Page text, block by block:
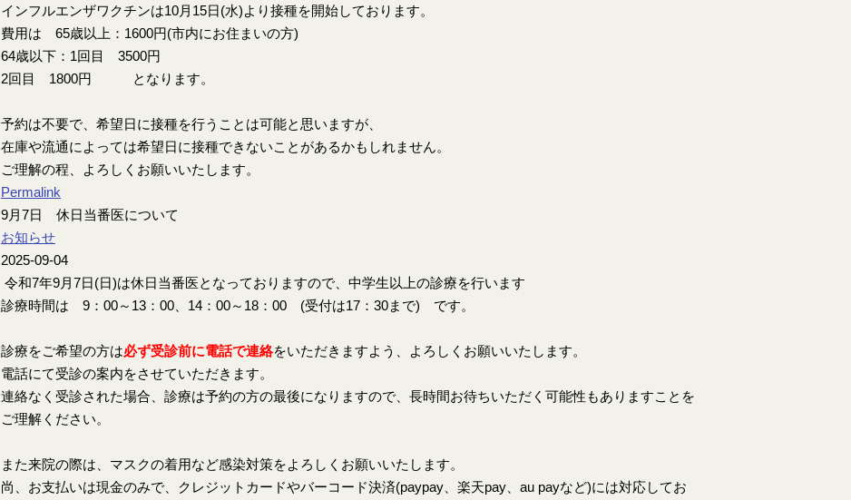
インフルエンザワクチンは10月15日(水)より接種を開始しております。
費用は 65歳以上：1600円(市内にお住まいの方)
64歳以下：1回目 3500円
2回目 1800円 となります。
予約は不要で、希望日に接種を行うことは可能と思いますが、
在庫や流通によっては希望日に接種できないことがあるかもしれません。
ご理解の程、よろしくお願いいたします。
Permalink
9月7日 休日当番医について
お知らせ
2025-09-04
令和7年9月7日(日)は休日当番医となっておりますので、中学生以上の診療を行います
診療時間は 9：00～13：00、14：00～18：00 (受付は17：30まで) です。
診療をご希望の方は必ず受診前に電話で連絡をいただきますよう、よろしくお願いいたします。
電話にて受診の案内をさせていただきます。
連絡なく受診された場合、診療は予約の方の最後になりますので、長時間お待ちいただく可能性もありますことを
ご理解ください。
また来院の際は、マスクの着用など感染対策をよろしくお願いいたします。
尚、お支払いは現金のみで、クレジットカードやバーコード決済(paypay、楽天pay、au payなど)には対応してお